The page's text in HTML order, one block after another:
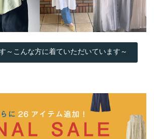
～こんな方に着ていただいています～